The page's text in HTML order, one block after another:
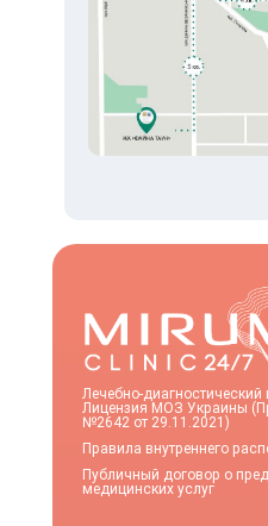
Лечебно-диагностический
Лицензия МОЗ Украины
№2642 от 29.11.2021)
Правила внутреннего
Публичный договор о
медицинских услуг